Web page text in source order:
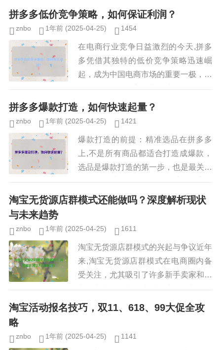
拒，本文将详细介绍拼多多秒杀活动的
拼多多低价竞争策略，如何保证利润？
znbo 1年前 (2025-04-25) 1454
在电商行业竞争日益激烈的今天,拼多
多凭借其独特的低价竞争策略迅速崛
起，成为中国电商市场的重要一极，低
价策略往往伴随着利润压缩的挑战，拼
多多是如何在保持低价的同时实现盈利
拼多多爆款打造，如何快速起量？
znbo 1年前 (2025-04-25) 1421
爆款打造的前提：精准选品在拼多多
上,不是所有商品都适合打造成爆款，
选品是爆款打造的第一步，也是最关键
的一环，以下是几个选品的关键因素：
市场需求大选择大众化、高频消费的商
淘宝无货源店群模式还能做吗？深度解析现状
与未来趋势
znbo 1年前 (2025-04-25) 1611
淘宝无货源店群模式的兴起与争议近年
来,淘宝无货源店群模式在电商圈内备
受关注，尤其吸引了许多新手卖家和副
业创业者的目光，这种模式的核心在于
无需囤货、无需自己发货，而是通过采
淘宝活动报名技巧，双11、618、99大促全攻
略
znbo 1年前 (2025-04-25) 1141